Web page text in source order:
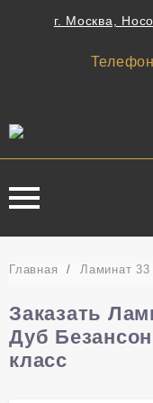
г. Москва,
Телефон
Главная / Ламинат 33
Заказать
Дуб
класс